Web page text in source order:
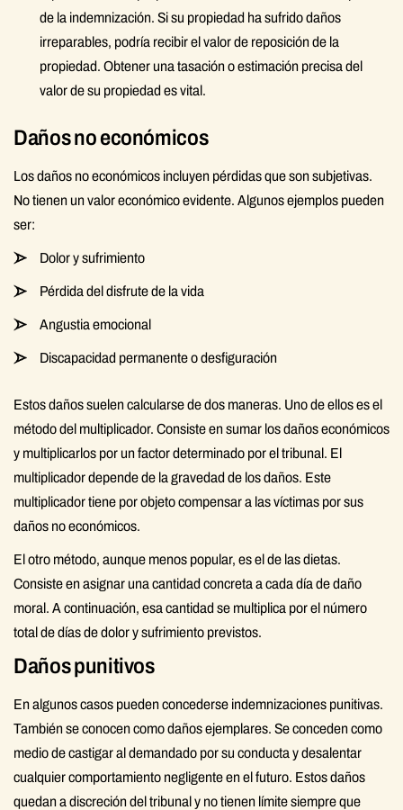
de la indemnización. Si su propiedad ha sufrido daños
irreparables, podría recibir el valor de reposición de la
propiedad. Obtener una tasación o estimación precisa del
valor de su propiedad es vital.
Daños no económicos
Los daños no económicos incluyen pérdidas que son subjetivas.
No tienen un valor económico evidente. Algunos ejemplos pueden
ser:
Dolor y sufrimiento
Pérdida del disfrute de la vida
Angustia emocional
Discapacidad permanente o desfiguración
Estos daños suelen calcularse de dos maneras. Uno de ellos es el
método del multiplicador. Consiste en sumar los daños económicos
y multiplicarlos por un factor determinado por el tribunal. El
multiplicador depende de la gravedad de los daños. Este
multiplicador tiene por objeto compensar a las víctimas por sus
daños no económicos.
El otro método, aunque menos popular, es el de las dietas.
Consiste en asignar una cantidad concreta a cada día de daño
moral. A continuación, esa cantidad se multiplica por el número
total de días de dolor y sufrimiento previstos.
Daños punitivos
En algunos casos pueden concederse indemnizaciones punitivas.
También se conocen como daños ejemplares. Se conceden como
medio de castigar al demandado por su conducta y desalentar
cualquier comportamiento negligente en el futuro. Estos daños
quedan a discreción del tribunal y no tienen límite siempre que